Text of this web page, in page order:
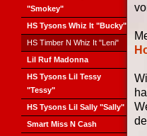
"Smokey"
HS Tysons Whiz It "Bucky"
HS Timber N Whiz It "Leni"
Lil Ruf Madonna
HS Tysons Lil Tessy
"Tessy"
HS Tysons Lil Sally "Sally"
Smart Miss N Cash